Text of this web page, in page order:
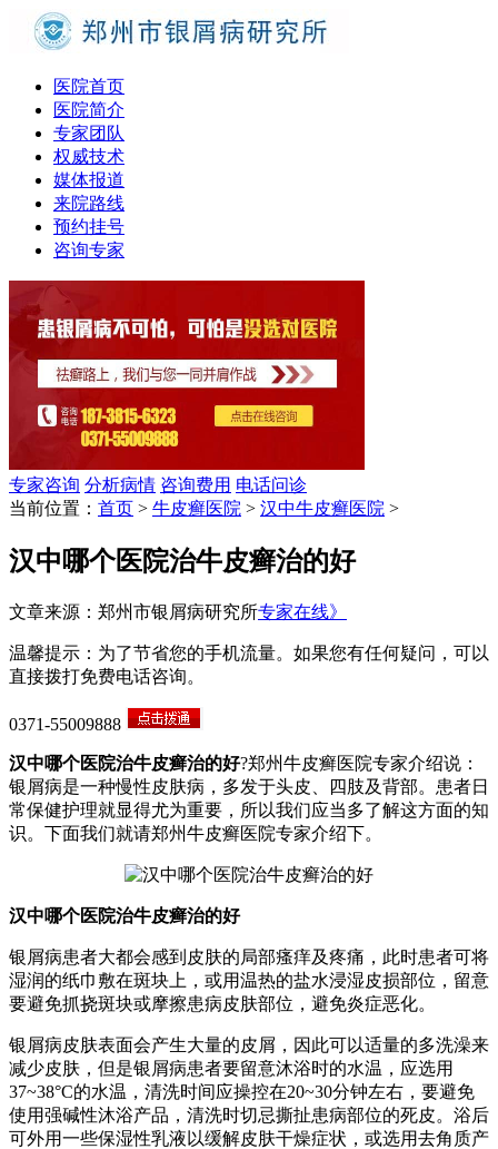
医院首页
医院简介
专家团队
权威技术
媒体报道
来院路线
预约挂号
咨询专家
专家咨询 分析病情 咨询费用 电话问诊
当前位置： 首页 > 牛皮癣医院 > 汉中牛皮癣医院 >
汉中哪个医院治牛皮癣治的好
文章来源：郑州市银屑病研究所专家在线》
温馨提示：为了节省您的手机流量。如果您有任何疑问，可以
直接拨打免费电话咨询。
0371-55009888
汉中哪个医院治牛皮癣治的好?郑州牛皮癣医院专家介绍说：
银屑病是一种慢性皮肤病，多发于头皮、四肢及背部。患者日
常保健护理就显得尤为重要，所以我们应当多了解这方面的知
识。下面我们就请郑州牛皮癣医院专家介绍下。
汉中哪个医院治牛皮癣治的好
银屑病患者大都会感到皮肤的局部瘙痒及疼痛，此时患者可将
湿润的纸巾敷在斑块上，或用温热的盐水浸湿皮损部位，留意
要避免抓挠斑块或摩擦患病皮肤部位，避免炎症恶化。
银屑病皮肤表面会产生大量的皮屑，因此可以适量的多洗澡来
减少皮肤，但是银屑病患者要留意沐浴时的水温，应选用
37~38°C的水温，清洗时间应操控在20~30分钟左右，要避免
使用强碱性沐浴产品，清洗时切忌撕扯患病部位的死皮。浴后
可外用一些保湿性乳液以缓解皮肤干燥症状，或选用去角质产